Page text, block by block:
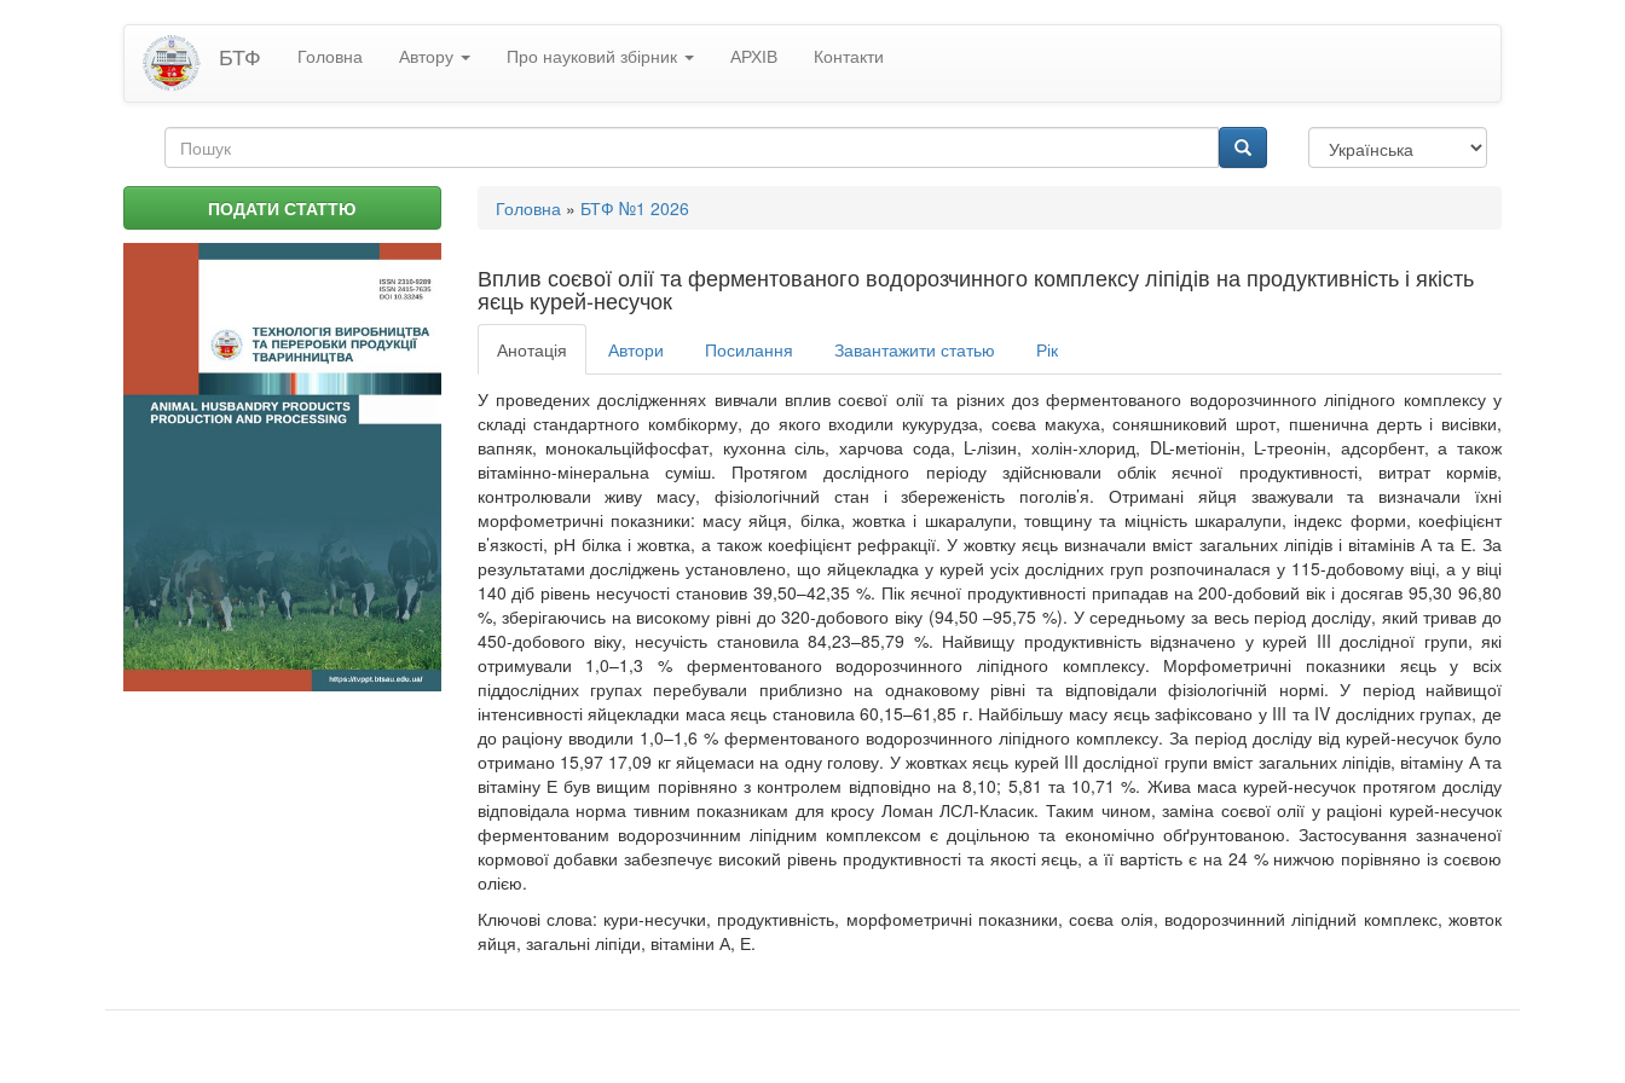
БТФ Головна Автору Про науковий збірник АРХІВ Контакти
Пошукова
форма
ПОДАТИ СТАТТЮ Ви
тут
Головна » БТФ №1 2026
Вплив соєвої олії та ферментованого водорозчинного комплексу ліпідів на продуктивність і якість
яєць курей-несучок
Анотація Автори Посилання Завантажити статью Рік
У проведених дослідженнях вивчали вплив соєвої олії та різних доз ферментованого водорозчинного ліпідного комплексу у
складі стандартного комбікорму, до якого входили кукурудза, соєва макуха, соняшниковий шрот, пшенична дерть і висівки,
вапняк, монокальційфосфат, кухонна сіль, харчова сода, L-лізин, холін-хлорид, DL-метіонін, L-треонін, адсорбент, а також
вітамінно-мінеральна суміш. Протягом дослідного періоду здійснювали облік яєчної продуктивності, витрат кормів,
контролювали живу масу, фізіологічний стан і збереженість поголів’я. Отримані яйця зважували та визначали їхні
морфометричні показники: масу яйця, білка, жовтка і шкаралупи, товщину та міцність шкаралупи, індекс форми, коефіцієнт
в’язкості, рН білка і жовтка, а також коефіцієнт рефракції. У жовтку яєць визначали вміст загальних ліпідів і вітамінів А та Е. За
результатами досліджень установлено, що яйцекладка у курей усіх дослідних груп розпочиналася у 115-добовому віці, а у віці
140 діб рівень несучості становив 39,50–42,35 %. Пік яєчної продуктивності припадав на 200-добовий вік і досягав 95,30 96,80
%, зберігаючись на високому рівні до 320-добового віку (94,50 –95,75 %). У середньому за весь період досліду, який тривав до
450-добового віку, несучість становила 84,23–85,79 %. Найвищу продуктивність відзначено у курей III дослідної групи, які
отримували 1,0–1,3 % ферментованого водорозчинного ліпідного комплексу. Морфометричні показники яєць у всіх
піддослідних групах перебували приблизно на однаковому рівні та відповідали фізіологічній нормі. У період найвищої
інтенсивності яйцекладки маса яєць становила 60,15–61,85 г. Найбільшу масу яєць зафіксовано у III та IV дослідних групах, де
до раціону вводили 1,0–1,6 % ферментованого водорозчинного ліпідного комплексу. За період досліду від курей-несучок було
отримано 15,97 17,09 кг яйцемаси на одну голову. У жовтках яєць курей III дослідної групи вміст загальних ліпідів, вітаміну А та
вітаміну Е був вищим порівняно з контролем відповідно на 8,10; 5,81 та 10,71 %. Жива маса курей-несучок протягом досліду
відповідала норма тивним показникам для кросу Ломан ЛСЛ-Класик. Таким чином, заміна соєвої олії у раціоні курей-несучок
ферментованим водорозчинним ліпідним комплексом є доцільною та економічно обґрунтованою. Застосування зазначеної
кормової добавки забезпечує високий рівень продуктивності та якості яєць, а її вартість є на 24 % нижчою порівняно із соєвою
олією.
Ключові слова: кури-несучки, продуктивність, морфометричні показники, соєва олія, водорозчинний ліпідний комплекс, жовток
яйця, загальні ліпіди, вітаміни А, Е.